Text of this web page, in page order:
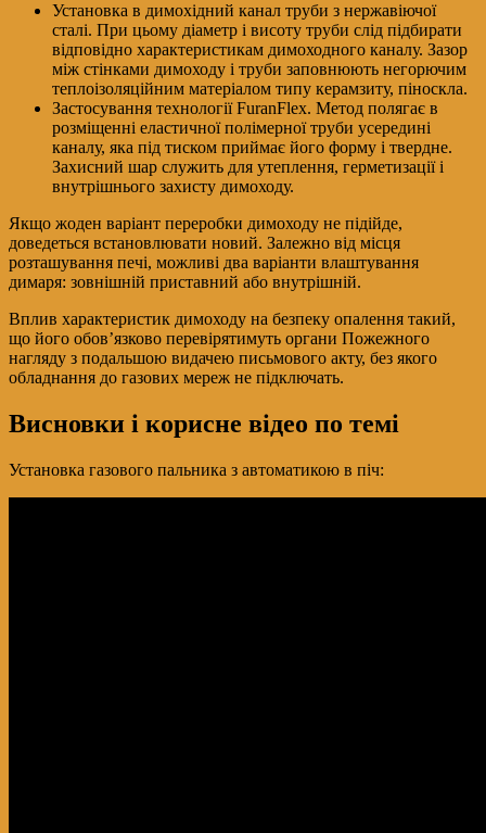
Установка в димохідний канал труби з нержавіючої
сталі. При цьому діаметр і висоту труби слід підбирати
відповідно характеристикам димоходного каналу. Зазор
між стінками димоходу і труби заповнюють негорючим
теплоізоляційним матеріалом типу керамзиту, піноскла.
Застосування технології FuranFlex. Метод полягає в
розміщенні еластичної полімерної труби усередині
каналу, яка під тиском приймає його форму і твердне.
Захисний шар служить для утеплення, герметизації і
внутрішнього захисту димоходу.
Якщо жоден варіант переробки димоходу не підійде,
доведеться встановлювати новий. Залежно від місця
розташування печі, можливі два варіанти влаштування
димаря: зовнішній приставний або внутрішній.
Вплив характеристик димоходу на безпеку опалення такий,
що його обов’язково перевірятимуть органи Пожежного
нагляду з подальшою видачею письмового акту, без якого
обладнання до газових мереж не підключать.
Висновки і корисне відео по темі
Установка газового пальника з автоматикою в піч: